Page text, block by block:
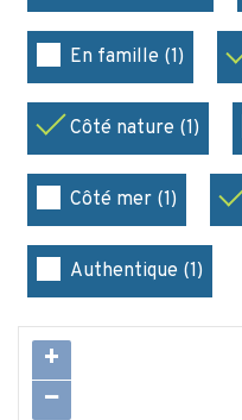
En famille (1)
Côté nature (1)
Côté mer (1)
Authentique (1)
+
−